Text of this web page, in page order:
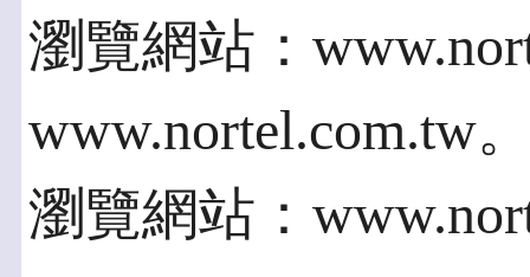
瀏覽網站：
www.nortel.com.tw
瀏覽網站：